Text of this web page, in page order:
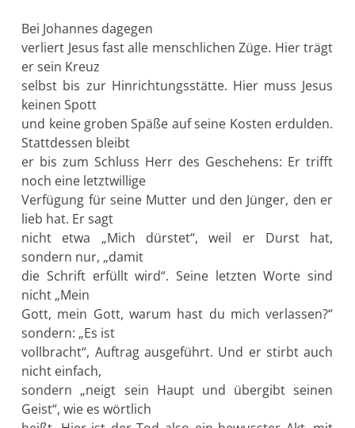
Bei Johannes dagegen
verliert Jesus fast alle menschlichen Züge. Hier trägt
er sein Kreuz
selbst bis zur Hinrichtungsstätte. Hier muss Jesus
keinen Spott
und keine groben Späße auf seine Kosten erdulden.
Stattdessen bleibt
er bis zum Schluss Herr des Geschehens: Er trifft
noch eine letztwillige
Verfügung für seine Mutter und den Jünger, den er
lieb hat. Er sagt
nicht etwa „Mich dürstet“, weil er Durst hat,
sondern nur, „damit
die Schrift erfüllt wird“. Seine letzten Worte sind
nicht „Mein
Gott, mein Gott, warum hast du mich verlassen?“
sondern: „Es ist
vollbracht“, Auftrag ausgeführt. Und er stirbt auch
nicht einfach,
sondern „neigt sein Haupt und übergibt seinen
Geist“, wie es wörtlich